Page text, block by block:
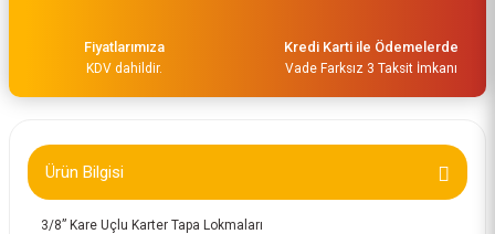
Fiyatlarımıza
KDV dahildir.
Kredi Karti ile Ödemelerde
Vade Farksız 3 Taksit İmkanı
Ürün Bilgisi
3/8” Kare Uçlu Karter Tapa Lokmaları